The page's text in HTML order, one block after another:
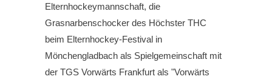
Elternhockeymannschaft, die
Grasnarbenschocker des Höchster THC
beim Elternhockey-Festival in
Mönchengladbach als Spielgemeinschaft mit
der TGS Vorwärts Frankfurt als "Vorwärts